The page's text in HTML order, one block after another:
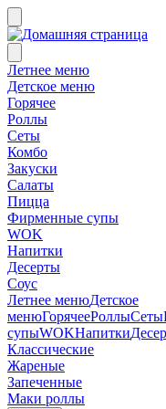
Летнее меню
Детское меню
Горячее
Роллы
Сеты
Комбо
Закуски
Салаты
Пицца
Фирменные супы
WOK
Напитки
Десерты
Соус
Летнее менюДетское
менюГорячееРоллыСеты
супыWOKНапитки
Классические
Жареные
Запеченные
Маки роллы